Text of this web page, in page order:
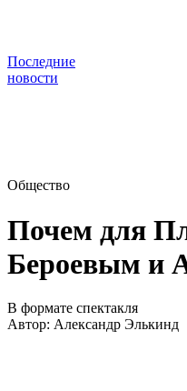
Последние
новости
Общество
Почем для
Бероевым и
В формате спектакля
Автор: Александр Элькинд